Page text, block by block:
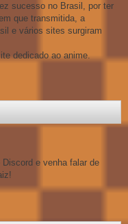
sucesso no Brasil, por ter
que transmitida, a
e vários sites surgiram
dedicado ao anime.
e venha falar de